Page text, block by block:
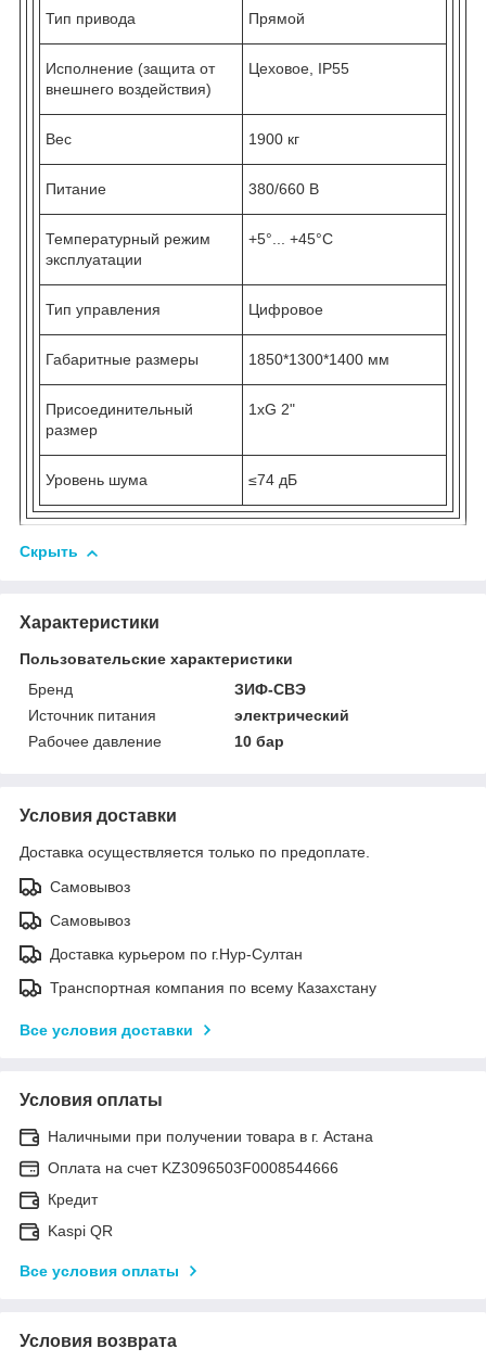
Тип привода Прямой
Исполнение (защита от
внешнего воздействия)
Цеховое, IP55
Вес 1900 кг
Питание 380/660 В
Температурный режим
эксплуатации
+5°... +45°С
Тип управления Цифровое
Габаритные размеры 1850*1300*1400 мм
Присоединительный
размер
1хG 2"
Уровень шума ≤74 дБ
Скрыть
Характеристики
Пользовательские характеристики
Бренд
ЗИФ-СВЭ
Источник питания
электрический
Рабочее давление
10 бар
Условия доставки
Доставка осуществляется только по предоплате.
Самовывоз
Самовывоз
Доставка курьером по г.Нур-Султан
Транспортная компания по всему Казахстану
Все условия доставки
Условия оплаты
Наличными при получении товара в г. Астана
Оплата на счет KZ3096503F0008544666
Кредит
Kaspi QR
Все условия оплаты
Условия возврата